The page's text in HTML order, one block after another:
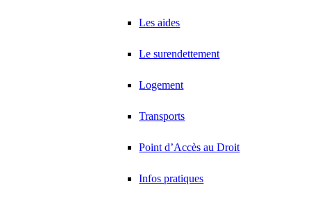
Les aides
Le surendettement
Logement
Transports
Point d’Accès au Droit
Infos pratiques